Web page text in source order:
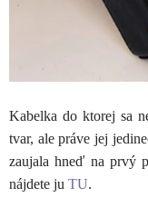
Kabelka do ktorej sa
tvar, ale práve jej
zaujala hneď na prvý
nájdete ju TU.